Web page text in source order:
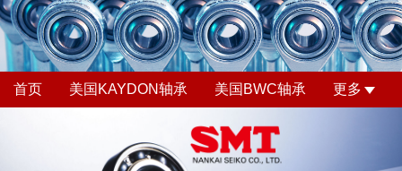
首页 美国KAYDON轴承 美国BWC轴承 更多